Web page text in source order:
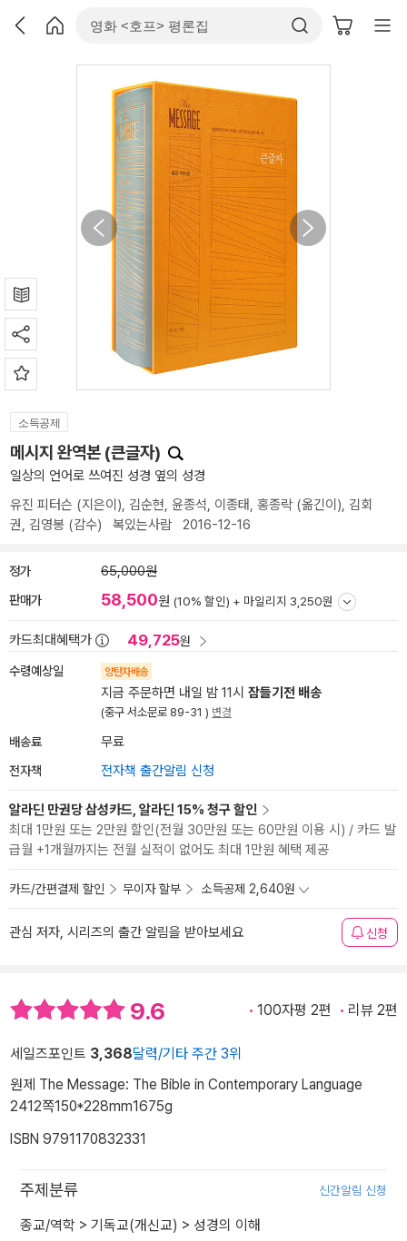
소득공제
메시지 완역본 (큰글자)
일상의 언어로 쓰여진 성경 옆의 성경
유진 피터슨 (지은이), 김순현, 윤종석, 이종태, 홍종락 (옮긴이), 김회
권, 김영봉 (감수) 복있는사람 2016-12-16
정가 65,000원
판매가 58,500원 (10% 할인) + 마일리지 3,250원
카드최대혜택가 49,725원
수령예상일 양탄자배송
지금 주문하면 내일 밤 11시 잠들기전 배송
(중구 서소문로 89-31 ) 변경
배송료 무료
전자책 전자책 출간알림 신청
알라딘 만권당 삼성카드, 알라딘 15% 청구 할인
최대 1만원 또는 2만원 할인(전월 30만원 또는 60만원 이용 시) / 카드 발
급월 +1개월까지는 전월 실적이 없어도 최대 1만원 혜택 제공
카드/간편결제 할인 무이자 할부 소득공제 2,640원
관심 저자, 시리즈의 출간 알림을 받아보세요 신청
9.6 100자평 2편 리뷰 2편
세일즈포인트 3,368달력/기타 주간 3위
원제 The Message: The Bible in Contemporary Language
2412쪽150*228mm1675g
ISBN 9791170832331
주제분류 신간알림 신청
종교/역학 > 기독교(개신교) > 성경의 이해